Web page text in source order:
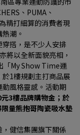
、PUMA、
精打細算的消費者現
潮。
搭，是不少人安排
將以全新面貌亮相，
「My Show Time運
1樓規劃主打商品展
風格靈感。活動期
3樓品牌購物金；於
量熊抱哥陶瓷吸水墊
健信集團旗下關係